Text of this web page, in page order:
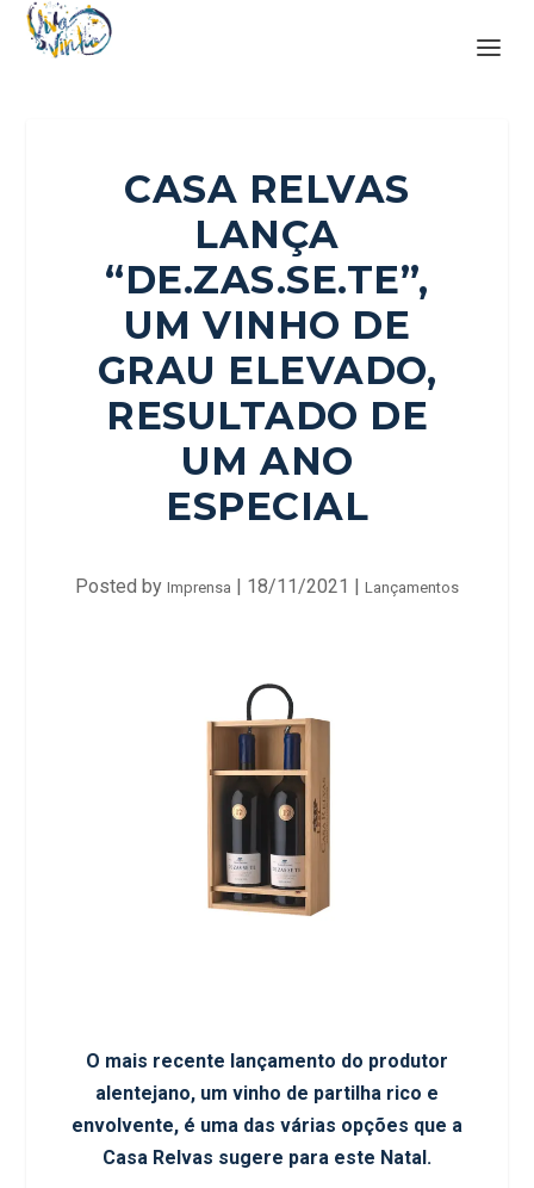
CASA RELVAS
LANÇA
“DE.ZAS.SE.TE”,
UM VINHO DE
GRAU ELEVADO,
RESULTADO DE
UM ANO
ESPECIAL
Posted by Imprensa | 18/11/2021 | Lançamentos
O mais recente lançamento do produtor
alentejano, um vinho de partilha rico e
envolvente, é uma das várias opções que a
Casa Relvas sugere para este Natal.